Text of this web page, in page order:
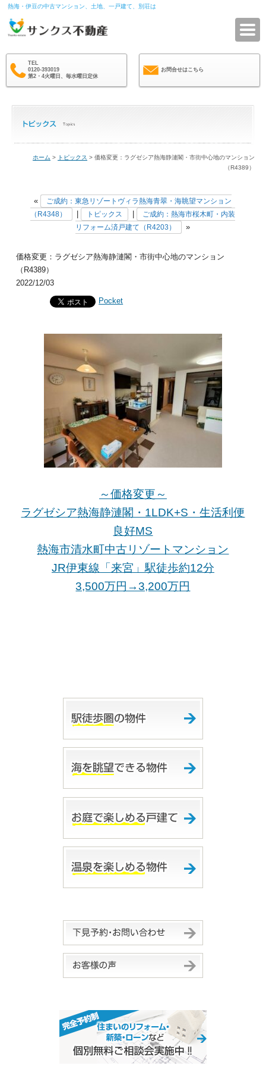
熱海・伊豆の中古マンション、土地、一戸建て、別荘は
TEL
0120-393019
第2・4火曜日、毎水曜日定休
お問合せはこちら
ホーム > トピックス > 価格変更：ラグゼシア熱海静漣閣・市街中心地のマンション
（R4389）
«
ご成約：東急リゾートヴィラ熱海青翠・海眺望マンション
（R4348）
トピックス
ご成約：熱海市桜木町・内装
リフォーム済戸建て（R4203）
»
価格変更：ラグゼシア熱海静漣閣・市街中心地のマンション
（R4389）
2022/12/03
Pocket
～価格変更～
ラグゼシア熱海静漣閣・1LDK+S・生活利便
良好MS
熱海市清水町中古リゾートマンション
JR伊東線「来宮 」駅徒歩約12分
3,500万円→3,200万円